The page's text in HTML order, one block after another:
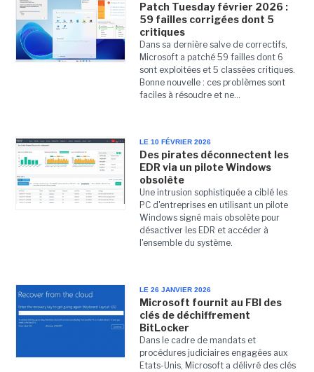
Patch Tuesday février 2026 :
59 failles corrigées dont 5
critiques
Dans sa dernière salve de correctifs,
Microsoft a patché 59 failles dont 6
sont exploitées et 5 classées critiques.
Bonne nouvelle : ces problèmes sont
faciles à résoudre et ne...
LE 10 FÉVRIER 2026
Des pirates déconnectent les
EDR via un pilote Windows
obsolète
Une intrusion sophistiquée a ciblé les
PC d'entreprises en utilisant un pilote
Windows signé mais obsolète pour
désactiver les EDR et accéder à
l'ensemble du système.
LE 26 JANVIER 2026
Microsoft fournit au FBI des
clés de déchiffrement
BitLocker
Dans le cadre de mandats et
procédures judiciaires engagées aux
Etats-Unis, Microsoft a délivré des clés